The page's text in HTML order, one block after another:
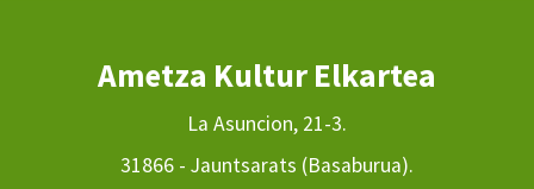
Ametza Kultur Elkartea
La Asuncion, 21-3.
31866 - Jauntsarats (Basaburua).